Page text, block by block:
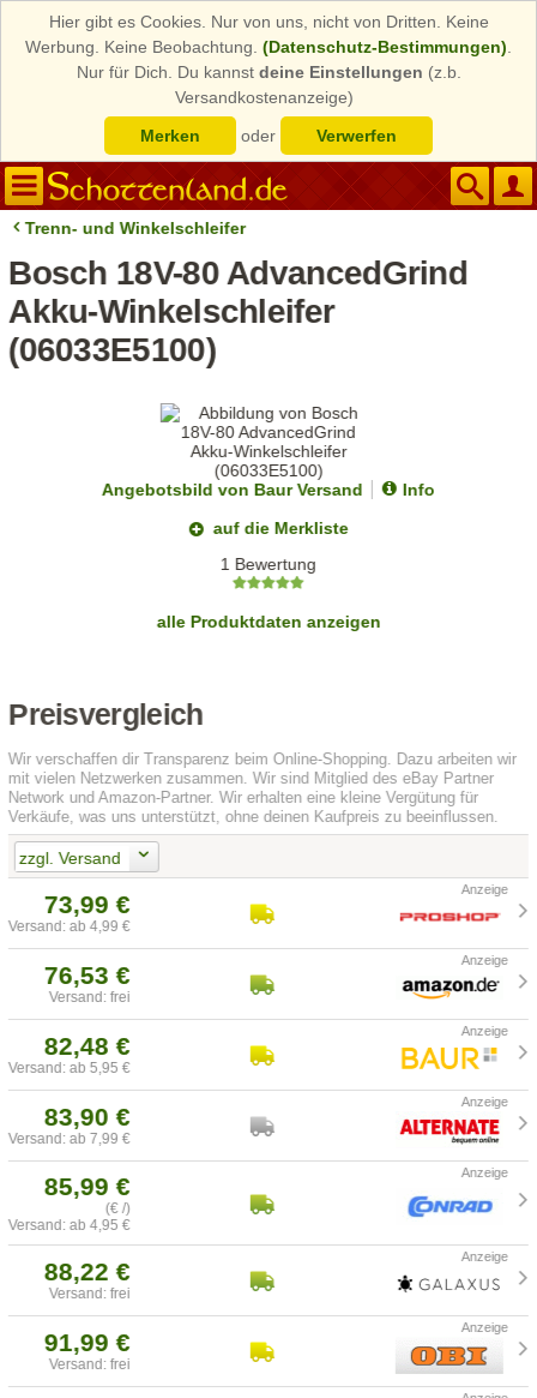
Hier gibt es Cookies. Nur von uns, nicht von Dritten. Keine
Werbung. Keine Beobachtung. (Datenschutz-Bestimmungen)
Nur für Dich. Du kannst deine Einstellungen (z.b.
Versandkostenanzeige)
Merken
oder Verwerfen
Trenn- und Winkelschleifer
Bosch 18V-80 AdvancedGrind
Akku-Winkelschleifer
(06033E5100)
Angebotsbild von Baur Versand
Info
auf die Merkliste
1 Bewertung
alle Produktdaten anzeigen
Preisvergleich
Wir verschaffen dir Transparenz beim Online-Shopping. Dazu arbeiten wir
mit vielen Netzwerken zusammen. Wir sind Mitglied des eBay Partner
Network und Amazon-Partner. Wir erhalten eine kleine Vergütung für
Verkäufe, was uns unterstützt, ohne deinen Kaufpreis zu beeinflussen.
zzgl. Versand
73,99 €
Versand: ab 4,99 €
76,53 €
Versand: frei
82,48 €
Versand: ab 5,95 €
83,90 €
Versand: ab 7,99 €
85,99 €
(€ /)
Versand: ab 4,95 €
88,22 €
Versand: frei
91,99 €
Versand: frei